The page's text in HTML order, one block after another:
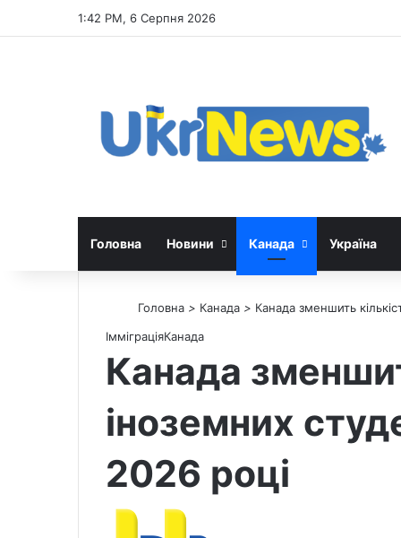
1:42 PM, 6 Серпня 2026
Головна Новини Канада Україна
Головна > Канада > Канада зменшить
ІмміграціяКанада
Канада
іноземних
2026 році